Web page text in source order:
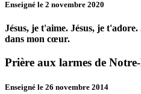
Enseigné le 2 novembre 2020
Jésus, je t'aime. Jésus, je t'adore.
dans mon cœur.
Prière aux larmes de
Enseigné le 26 novembre 2014